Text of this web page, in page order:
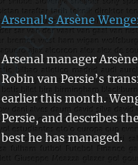
Arsenal's Arsène
Arsenal manager
Robin van Persie’s
earlier this month.
Persie, and describes
best he has managed.